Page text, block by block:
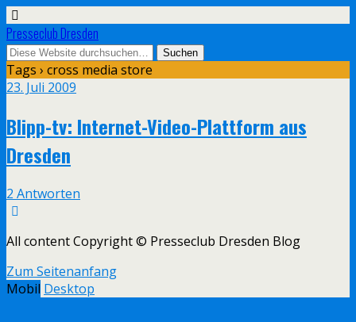
Presseclub Dresden
Tags › cross media store
23. Juli 2009
Blipp-tv: Internet-Video-Plattform aus
Dresden
2 Antworten
All content Copyright © Presseclub Dresden Blog
Zum Seitenanfang
Mobil Desktop